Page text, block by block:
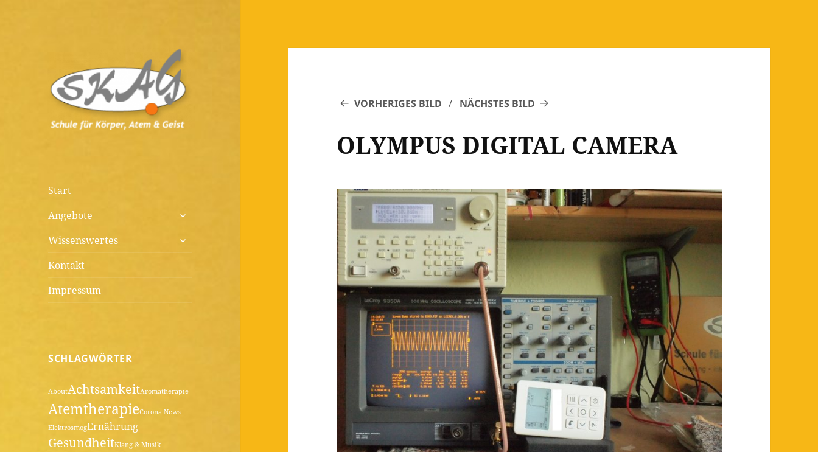
Geist
Start
Angebote
untermenü
Wissenswertes
untermenü
Kontakt
Impressum
SCHLAGWÖRTER
AboutAchtsamkeitAromatherapie
AtemtherapieCorona News
ElektrosmogErnährung
GesundheitKlang & Musik
VORHERIGES BILD NÄCHSTES BILD
OLYMPUS DIGITAL CAMERA